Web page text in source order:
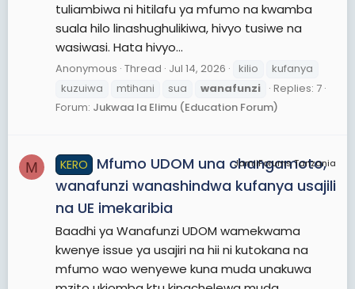
tuliambiwa ni hitilafu ya mfumo na kwamba
suala hilo linashughulikiwa, hivyo tusiwe na
wasiwasi. Hata hivyo...
Anonymous Thread Jul 14, 2026 kilio
kufanya
kuzuiwa
mtihani sua wanafunzi
Replies: 7
Forum: Jukwaa la Elimu (Education Forum)
M JamiiForums Tanzania
KERO
Mfumo UDOM una changamoto,
wanafunzi wanashindwa kufanya usajili
na UE imekaribia
Baadhi ya Wanafunzi UDOM wamekwama
kwenye issue ya usajiri na hii ni kutokana na
mfumo wao wenyewe kuna muda unakuwa